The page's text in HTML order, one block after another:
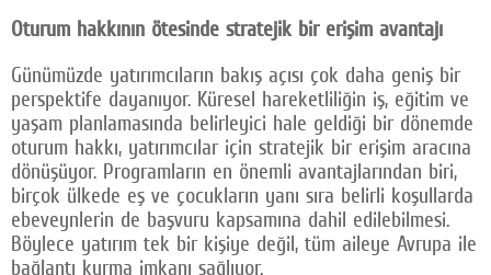
Oturum hakkının ötesinde stratejik bir erişim avantajı
Günümüzde yatırımcıların bakış açısı çok daha geniş bir
perspektife dayanıyor. Küresel hareketliliğin iş, eğitim ve
yaşam planlamasında belirleyici hale geldiği bir dönemde
oturum hakkı, yatırımcılar için stratejik bir erişim aracına
dönüşüyor. Programların en önemli avantajlarından biri,
birçok ülkede eş ve çocukların yanı sıra belirli koşullarda
ebeveynlerin de başvuru kapsamına dahil edilebilmesi.
Böylece yatırım tek bir kişiye değil, tüm aileye Avrupa ile
bağlantı kurma imkanı sağlıyor.